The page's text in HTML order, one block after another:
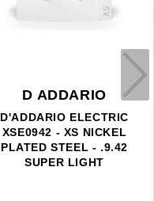
D ADDARIO
D'ADDARIO ELECTRIC
XSE0942 - XS NICKEL
PLATED STEEL - .9.42
SUPER LIGHT